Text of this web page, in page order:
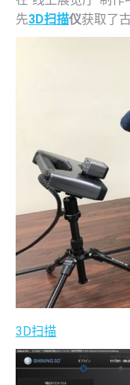
先3D扫描仪获取了
3D扫描